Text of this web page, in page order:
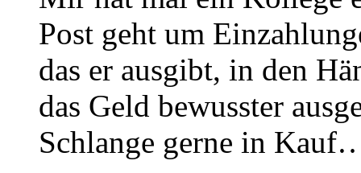
Post geht um
das er ausgibt, in den
das Geld bewusster
Schlange gerne in